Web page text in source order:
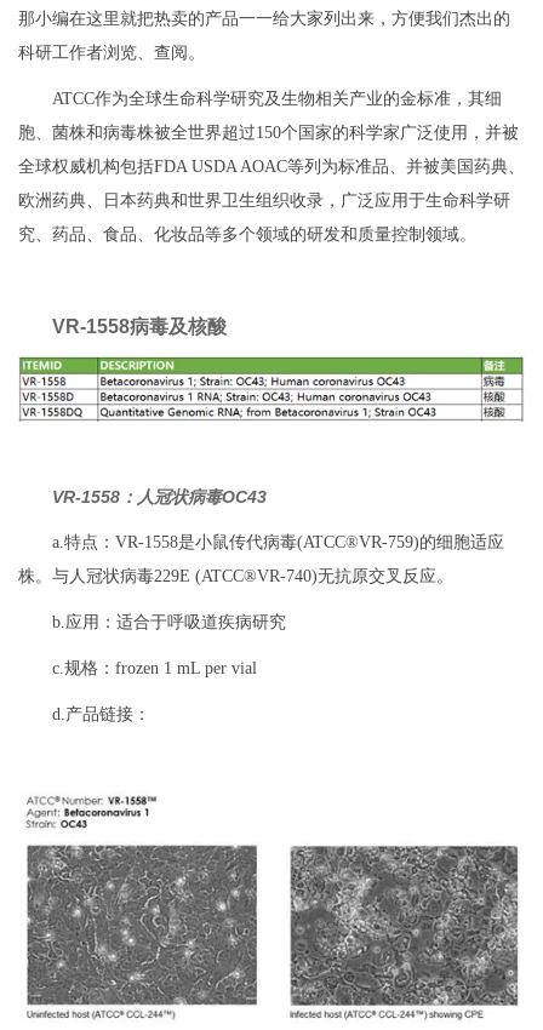
那小编在这里就把热卖的产品一一给大家列出来，方便我们杰出的
科研工作者浏览、查阅。
ATCC作为全球生命科学研究及生物相关产业的金标准，其细
胞、菌株和病毒株被全世界超过150个国家的科学家广泛使用，并被
全球权威机构包括FDA USDA AOAC等列为标准品、并被美国药典、
欧洲药典、日本药典和世界卫生组织收录，广泛应用于生命科学研
究、药品、食品、化妆品等多个领域的研发和质量控制领域。
VR-1558病毒及核酸
VR-1558：人冠状病毒OC43
a.特点：VR-1558是小鼠传代病毒(ATCC®VR-759)的细胞适应
株。与人冠状病毒229E (ATCC®VR-740)无抗原交叉反应。
b.应用：适合于呼吸道疾病研究
c.规格：frozen 1 mL per vial
d.产品链接：